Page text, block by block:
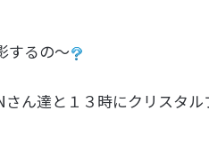
するの～
ん達と１３時にクリスタ